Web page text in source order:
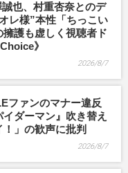
也、村重杏奈とのデ
レ様”本性「ちっこい
護も虚しく視聴者ド
》
2026/8/7
ファンのマナー違反
ダーマン』吹き替え
」の歓声に批判
2026/8/7